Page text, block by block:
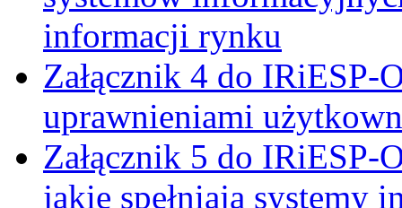
informacji rynku
Załącznik 4 do IRiESP-
uprawnieniami
Załącznik 5 do IRiESP-
jakie spełniają systemy